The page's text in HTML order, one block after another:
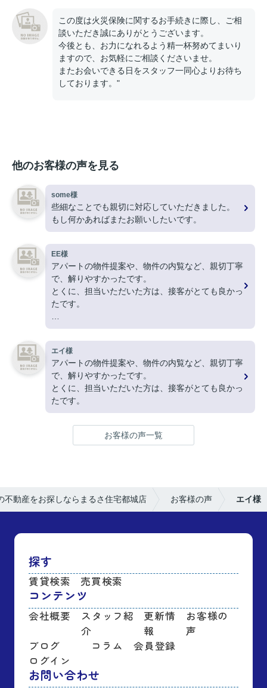
この度は火災保険に関するお手続きに際し、ご相
談いただき誠にありがとうございます。
今後とも、お力になれるよう精一杯努めてまいり
ますので、お気軽にご相談くださいませ。
またお会いできる日をスタッフ一同心よりお待ち
しております。"
他のお客様の声を見る
some様
些細なことでも親切に対応していただきました。
もし何かあればまたお願いしたいです。
EE様
アパートの物件提案や、物件の内覧など、親切丁寧
で、解りやすかったです。
とくに、担当いただいた方は、接客がとても良かっ
たです。
ありがとうございました。
エイ様
アパートの物件提案や、物件の内覧など、親切丁寧
で、解りやすかったです。
とくに、担当いただいた方は、接客がとても良かっ
たです。
お客様の声一覧
不動産をお探しならまるさ住宅都城店 お客様の声 エイ様
探す
賃貸検索 売買検索
コンテンツ
会社概要
スタッフ紹
介
更新情
報
お客様の
声
ブログ
コラム
会員登録
ログイン
お問い合わせ